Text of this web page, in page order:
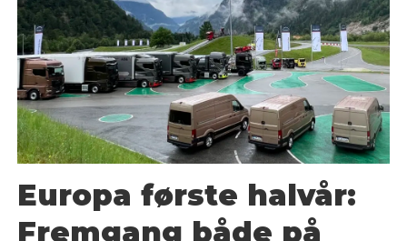
Europa første halvår:
Fremgang både på